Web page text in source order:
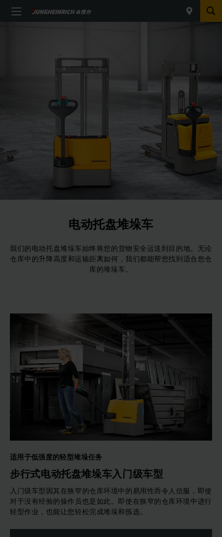
电动托盘堆垛车
我们的电动托盘堆垛车始终将您的货物安全运送到目的地。无论
仓库中的升降高度和运输距离如何，我们都能帮您找到适合您仓
库的堆垛车。
适用于低强度的轻型堆垛任务
步行式电动托盘堆垛车入门级车型
入门级车型因其在狭窄的仓库环境中的易用性而令人信服，即使
对于没有经验的操作员也是如此。即使在狭窄的仓库环境中进行
轻型作业，也能让您轻松完成堆垛和拣选。